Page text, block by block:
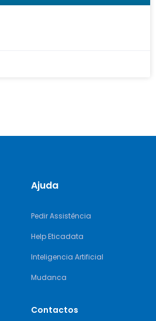
Ajuda
Pedir Assistência
Help Eticadata
Inteligencia Artificial
Mudanca
Contactos